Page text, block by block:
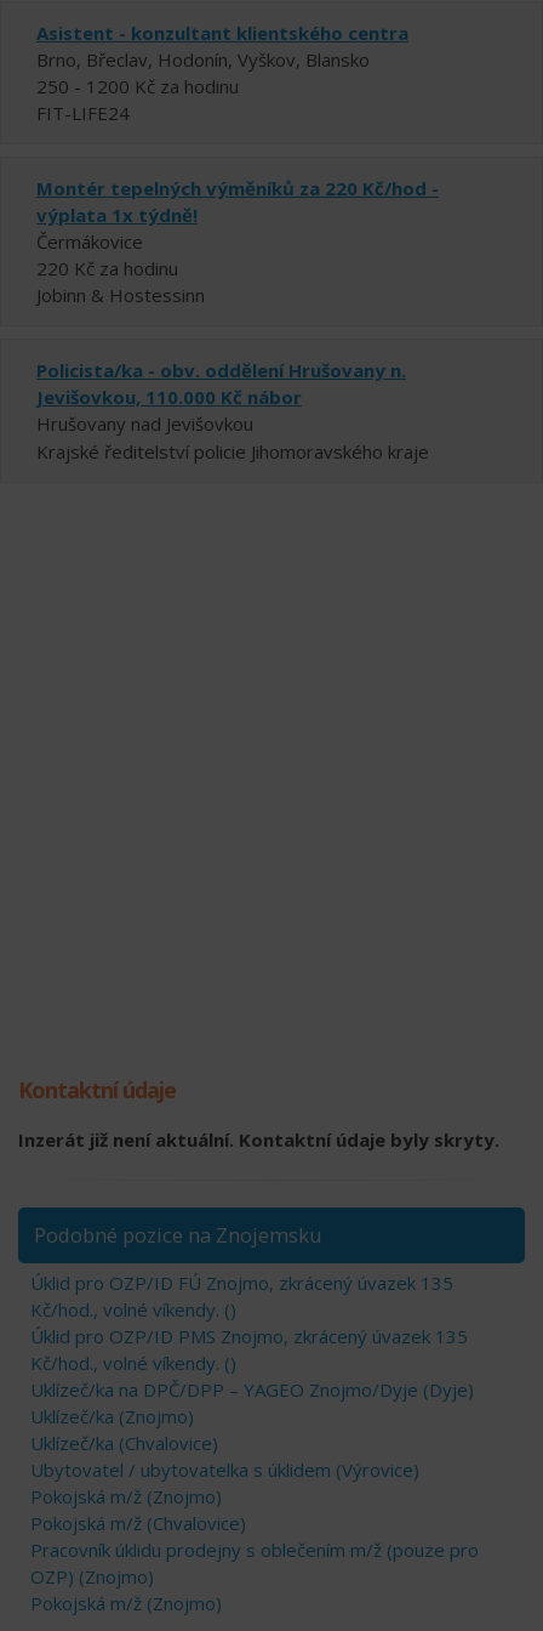
Asistent - konzultant klientského centra
Brno, Břeclav, Hodonín, Vyškov, Blansko
250 - 1200 Kč za hodinu
FIT-LIFE24
Montér tepelných výměníků za 220 Kč/hod -
výplata 1x týdně!
Čermákovice
220 Kč za hodinu
Jobinn & Hostessinn
Policista/ka - obv. oddělení Hrušovany n.
Jevišovkou, 110.000 Kč nábor
Hrušovany nad Jevišovkou
Krajské ředitelství policie Jihomoravského kraje
Kontaktní údaje
Inzerát již není aktuální. Kontaktní údaje byly skryty.
Podobné pozice na Znojemsku
Úklid pro OZP/ID FÚ Znojmo, zkrácený úvazek 135
Kč/hod., volné víkendy. ()
Úklid pro OZP/ID PMS Znojmo, zkrácený úvazek 135
Kč/hod., volné víkendy. ()
Uklízeč/ka na DPČ/DPP – YAGEO Znojmo/Dyje (Dyje)
Uklízeč/ka (Znojmo)
Uklízeč/ka (Chvalovice)
Ubytovatel / ubytovatelka s úklidem (Výrovice)
Pokojská m/ž (Znojmo)
Pokojská m/ž (Chvalovice)
Pracovník úklidu prodejny s oblečením m/ž (pouze pro
OZP) (Znojmo)
Pokojská m/ž (Znojmo)